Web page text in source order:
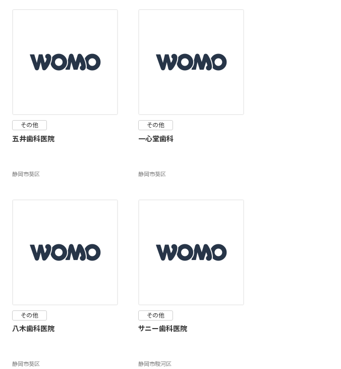
その他
五井歯科医院
静岡市葵区
その他
一心堂歯科
静岡市葵区
その他
八木歯科医院
静岡市葵区
その他
サニー歯科医院
静岡市駿河区